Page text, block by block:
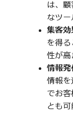
は、
なツー
集客効
を得
性が高
情報発
情報を
でお客
とも可